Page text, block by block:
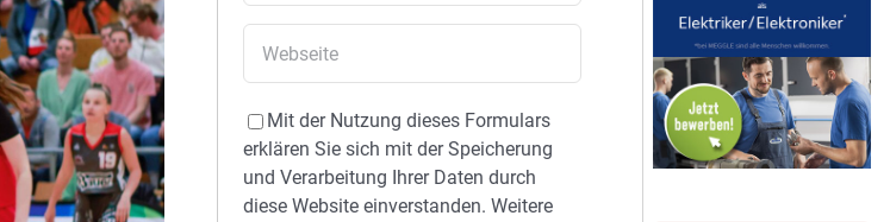
Mit der Nutzung dieses Formulars
erklären Sie sich mit der Speicherung
und Verarbeitung Ihrer Daten durch
diese Website einverstanden. Weitere